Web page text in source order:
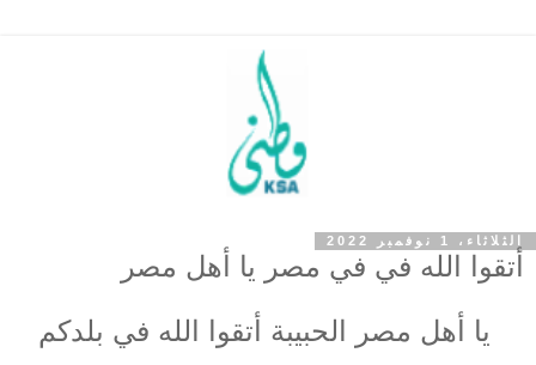
الثلاثاء، 1 نوفمبر 2022
أتقوا الله في في مصر يا أهل مصر
يا أهل مصر الحبيبة أتقوا الله في بلدكم